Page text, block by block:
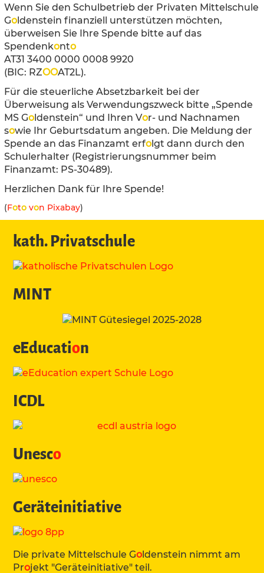
Wenn Sie den Schulbetrieb der Privaten Mittelschule
Goldenstein finanziell unterstützen möchten,
überweisen Sie Ihre Spende bitte auf das
Spendenkonto
AT31 3400 0000 0008 9920
(BIC: RZOOAT2L).
Für die steuerliche Absetzbarkeit bei der
Überweisung als Verwendungszweck bitte „Spende
MS Goldenstein“ und Ihren Vor- und Nachnamen
sowie Ihr Geburtsdatum angeben. Die Meldung der
Spende an das Finanzamt erfolgt dann durch den
Schulerhalter (Registrierungsnummer beim
Finanzamt: PS-30489).
Herzlichen Dank für Ihre Spende!
(Foto von Pixabay)
kath. Privatschule
MINT
eEducation
ICDL
Unesco
Geräteinitiative
Die private Mittelschule Go ldenstein nimmt am
Projekt "Geräteinitiative" teil.